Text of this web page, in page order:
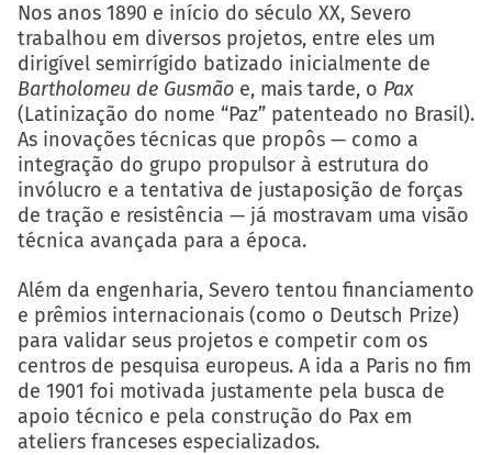
Nos anos 1890 e início do século XX, Severo
trabalhou em diversos projetos, entre eles um
dirigível semirrígido batizado inicialmente de
Bartholomeu de Gusmão e, mais tarde, o Pax
(Latinização do nome “Paz” patenteado no Brasil).
As inovações técnicas que propôs — como a
integração do grupo propulsor à estrutura do
invólucro e a tentativa de justaposição de forças
de tração e resistência — já mostravam uma visão
técnica avançada para a época.
Além da engenharia, Severo tentou financiamento
e prêmios internacionais (como o Deutsch Prize)
para validar seus projetos e competir com os
centros de pesquisa europeus. A ida a Paris no fim
de 1901 foi motivada justamente pela busca de
apoio técnico e pela construção do Pax em
ateliers franceses especializados.